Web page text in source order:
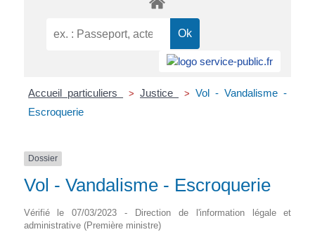
Accueil particuliers > Justice > Vol - Vandalisme -
Escroquerie
Dossier
Vol - Vandalisme - Escroquerie
Vérifié le 07/03/2023 - Direction de l'information légale et
administrative (Première ministre)